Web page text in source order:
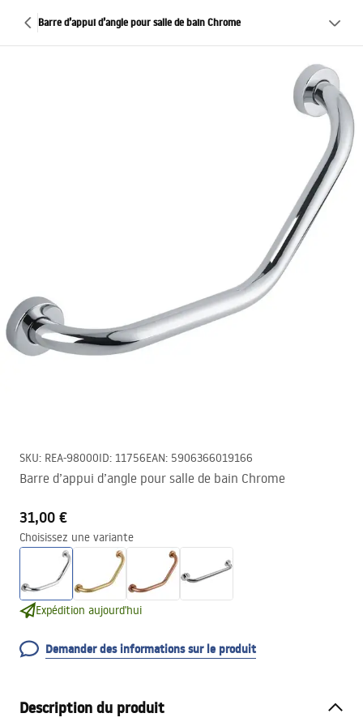
Barre d’appui d’angle pour salle de bain Chrome
SKU: REA-98000ID: 11756EAN: 5906366019166
Barre d’appui d’angle pour salle de bain Chrome
31,00 €
Choisissez une variante
Expédition aujourd'hui
Demander des informations sur le produit
Description du produit